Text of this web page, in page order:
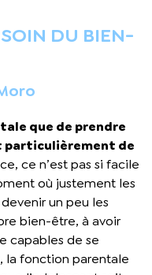
DU BIEN-
que de prendre
particulièrement de
ce n’est pas si facile
où justement les
un peu les
bien-être, à avoir
capables de se
la fonction parentale